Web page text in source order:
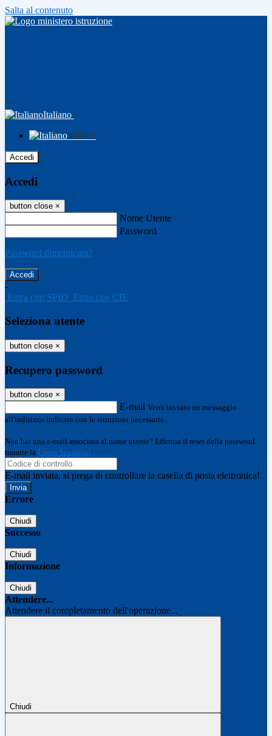
Salta al contenuto
Italiano
Italiano
Accedi
Accedi
button close ×
Nome Utente
Password
Password dimenticata?
-
Entra con SPID Entra con CIE
Seleziona utente
button close ×
Recupero password
button close ×
E-mail Verrà inviato un messaggio
all'indirizzo indicato con le istruzioni necessarie.
Non hai una e-mail associata al nome utente? Effettua il reset della password
tramite la Login Spaggiari
E-mail inviata, si prega di controllare la casella di posta elettronica!
Errore
Chiudi
Successo
Chiudi
Informazione
Chiudi
Attendere...
Attendere il completamento dell'operazione...
Chiudi